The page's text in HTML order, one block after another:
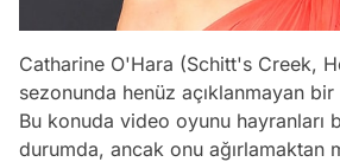
Catharine O'Hara (Schitt's Creek,
sezonunda henüz açıklanmayan
Bu konuda video oyunu hayranları
durumda, ancak onu ağırlamaktan